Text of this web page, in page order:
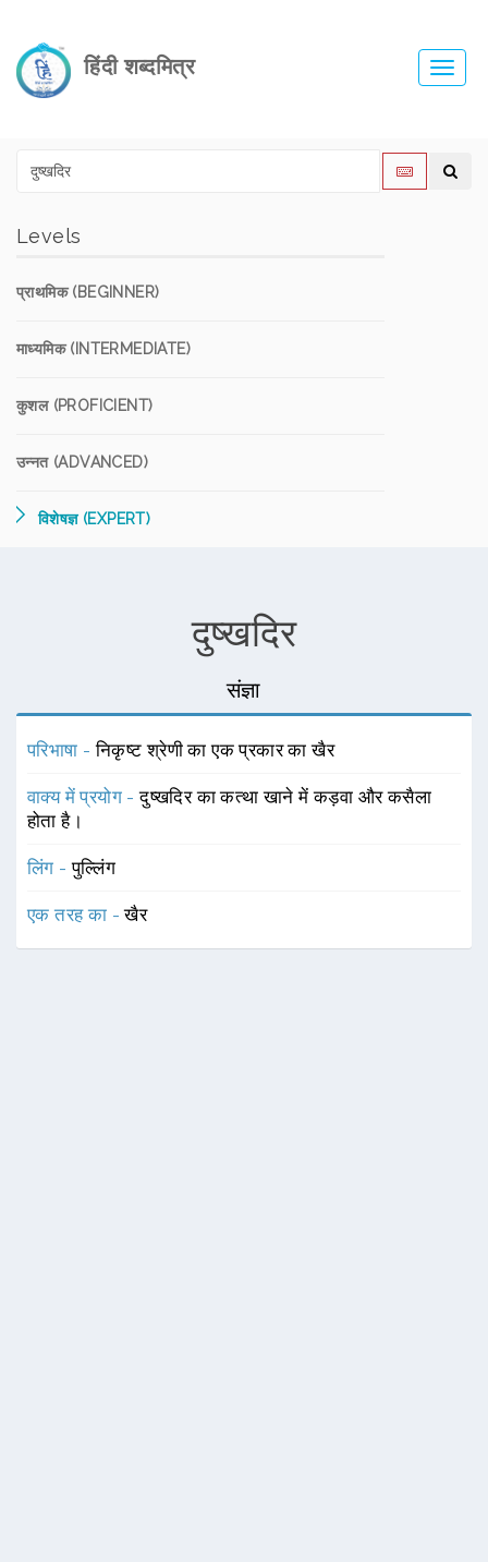
हिंदी शब्दमित्र
Levels
प्राथमिक (BEGINNER)
माध्यमिक (INTERMEDIATE)
कुशल (PROFICIENT)
उन्नत (ADVANCED)
विशेषज्ञ (EXPERT)
दुष्खदिर
संज्ञा
परिभाषा -निकृष्ट श्रेणी का एक प्रकार का खैर
वाक्य में प्रयोग -दुष्खदिर का कत्था खाने में कड़वा और कसैला
होता है।
लिंग -पुल्लिंग
एक तरह का -खैर